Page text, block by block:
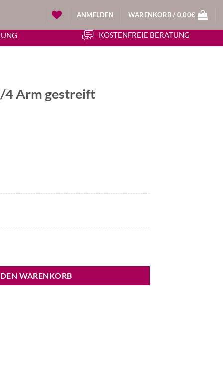
ANMELDEN WARENKORB / 0,00€
KOSTENFREIE BERATUNG
4 Arm gestreift
WARENKORB